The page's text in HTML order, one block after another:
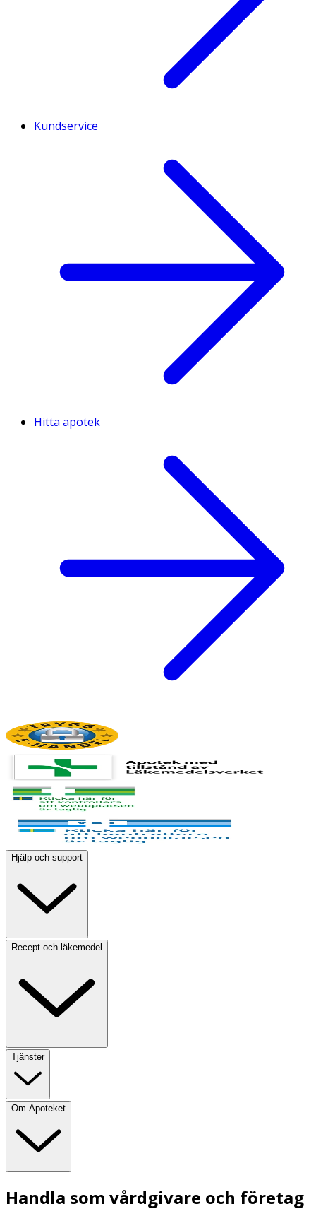
Kundservice
Hitta apotek
Hjälp och support
Recept och läkemedel
Tjänster
Om Apoteket
Handla som vårdgivare och företag